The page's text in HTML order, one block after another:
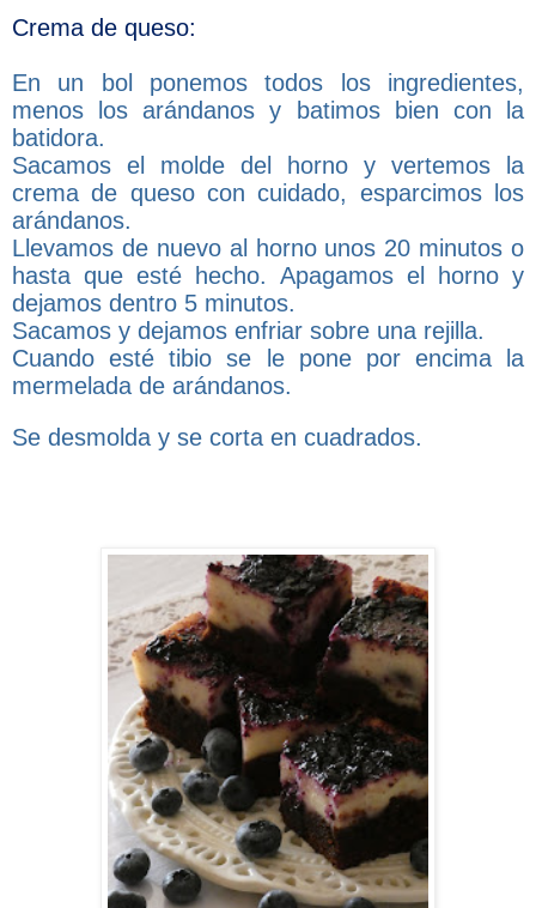
Crema de queso:
En un bol ponemos todos los ingredientes,
menos los arándanos y batimos bien con la
batidora.
Sacamos el molde del horno y vertemos la
crema de queso con cuidado, esparcimos los
arándanos.
Llevamos de nuevo al horno unos 20 minutos o
hasta que esté hecho. Apagamos el horno y
dejamos dentro 5 minutos.
Sacamos y dejamos enfriar sobre una rejilla.
Cuando esté tibio se le pone por encima la
mermelada de arándanos.
Se desmolda y se corta en cuadrados.